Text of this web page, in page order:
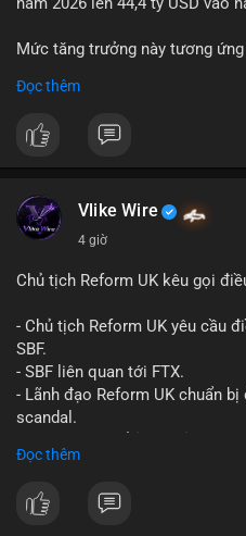
Mức tăng trưởng này tương
nhà đầu tư trong ngành vật liệu
nhựa polyolefin trong tương lai?
Đọc thêm
Vlike Wire
4 giờ
Chủ tịch Reform UK kêu gọi
- Chủ tịch Reform UK yêu cầu
SBF.
- SBF liên quan tới FTX.
- Lãnh đạo Reform UK chuẩn
scandal.
- Không có thông tin tác động
Đọc thêm